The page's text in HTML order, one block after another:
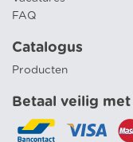
FAQ
Catalogus
Producten
Betaal veilig met